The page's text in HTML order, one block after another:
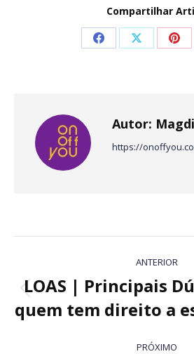
Compartilhar
Share Share
Autor:
https://
Navegação
de
post:
ANTERIOR
Post
LOAS | Principais
quem tem direito a
PRÓXIMO